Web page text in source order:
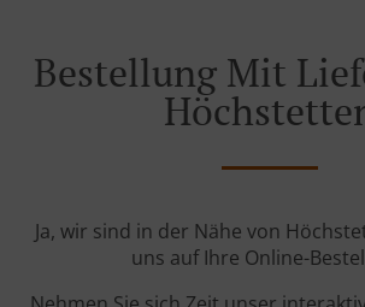
Bestellung Mit
Ja, wir sind in der Nähe von
uns auf Ihre Online-